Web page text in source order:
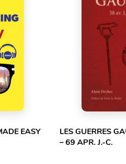
EASY
LES GUERRES
– 69 APR. J.-C.